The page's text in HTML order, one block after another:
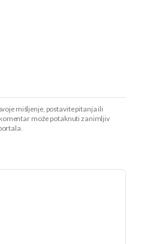
mišljenje, postavite pitanja ili
može potaknuti zanimljiv